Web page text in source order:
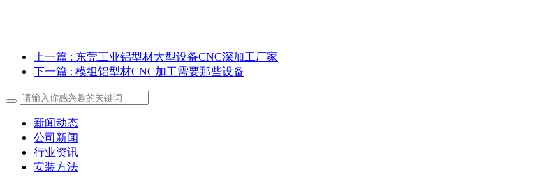
上一篇 : 东莞工业铝型材大型设备CNC深加工厂家
下一篇 : 模组铝型材CNC加工需要那些设备
新闻动态
公司新闻
行业资讯
安装方法